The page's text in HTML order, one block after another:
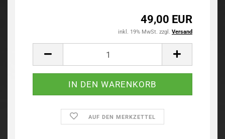
49,00 EUR
inkl. 19% MwSt. zzgl. Versand
AUF DEN MERKZETTEL